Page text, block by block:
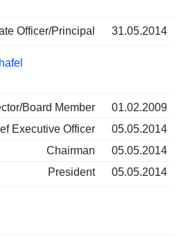
Officer/Principal 31.05.2014
Board Member
01.02.2009
Executive Officer
05.05.2014
Chairman
05.05.2014
President
05.05.2014